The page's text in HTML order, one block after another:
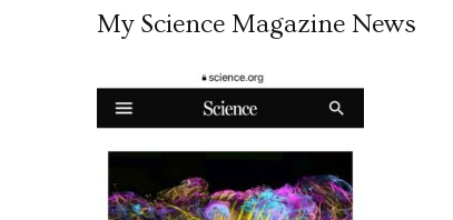
My Science Magazine News